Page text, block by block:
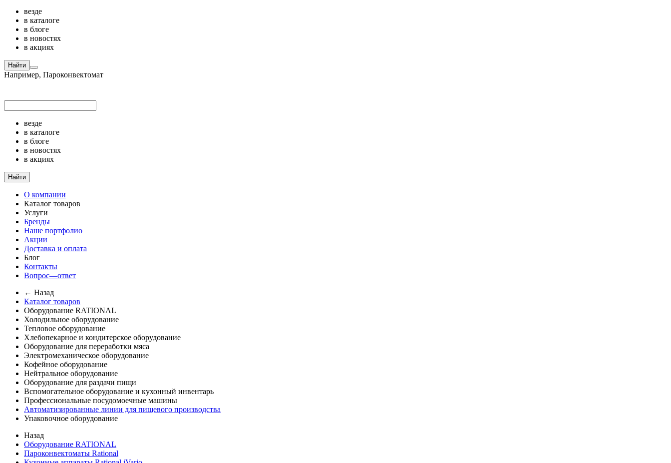
везде
в каталоге
в блоге
в новостях
в акциях
Найти
Например, Пароконвектомат
везде
в каталоге
в блоге
в новостях
в акциях
Найти
О компании
Каталог товаров
Услуги
Бренды
Наше портфолио
Акции
Доставка и оплата
Блог
Контакты
Вопрос—ответ
← Назад
Каталог товаров
Оборудование RATIONAL
Холодильное оборудование
Тепловое оборудование
Хлебопекарное и кондитерское оборудование
Оборудование для переработки мяса
Электромеханическое оборудование
Кофейное оборудование
Нейтральное оборудование
Оборудование для раздачи пищи
Вспомогательное оборудование и кухонный инвентарь
Профессиональные посудомоечные машины
Автоматизированные линии для пищевого производства
Упаковочное оборудование
Назад
Оборудование RATIONAL
Пароконвектоматы Rational